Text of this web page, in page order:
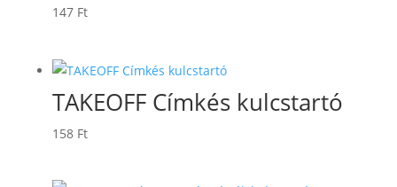
147 Ft
TAKEOFF Címkés kulcstartó
158 Ft